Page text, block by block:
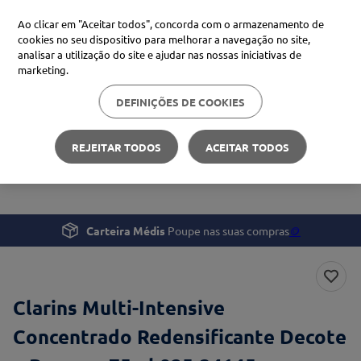
Procure no Marketplace Médis
Pesquisas mais comuns
xiaomi
Beleza e Cuidado pessoal
Clarins Multi-Intensive Concentrado Redensificante
Carteira Médis Poupe nas suas compras🪙
Clarins Multi-Intensive
Concentrado Redensificante Decote
Ao clicar em "Aceitar todos", concorda com o armazenamento de
cookies no seu dispositivo para melhorar a navegação no site,
analisar a utilização do site e ajudar nas nossas iniciativas de
marketing.
DEFINIÇÕES DE COOKIES
REJEITAR TODOS ACEITAR TODOS